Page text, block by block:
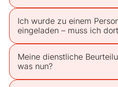
Ich wurde zu einem
eingeladen – muss ich
Meine dienstliche
was nun?